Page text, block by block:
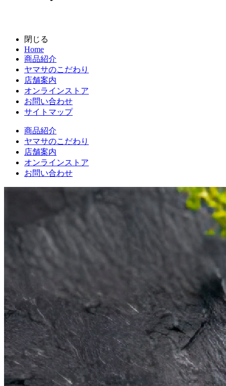
閉じる
Home
商品紹介
ヤマサのこだわり
店舗案内
オンラインストア
お問い合わせ
サイトマップ
商品紹介
ヤマサのこだわり
店舗案内
オンラインストア
お問い合わせ